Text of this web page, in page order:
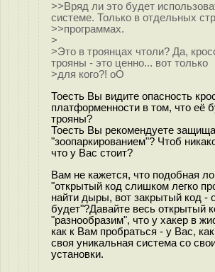
>>Вряд ли это будет
системе. Только в отдельных
>>программах.
>
>Это в троянцах чтоли? Да,
трояны - это ценно... вот только
>для кого?! oO
Тоесть Вы видите опасность
платформенности в том, что её
трояны?
Тоесть Вы рекомендуете
"зоопаркированием"? Чтоб
что у Вас стоит?
Вам не кажется, что подобная
"открытый код слишком легко
найти дыры, вот закрытый код -
будет"?Давайте весь открытый
"разнообразим", что у хакер в
как к Вам пробраться - у Вас,
своя уникальная система со
установки.